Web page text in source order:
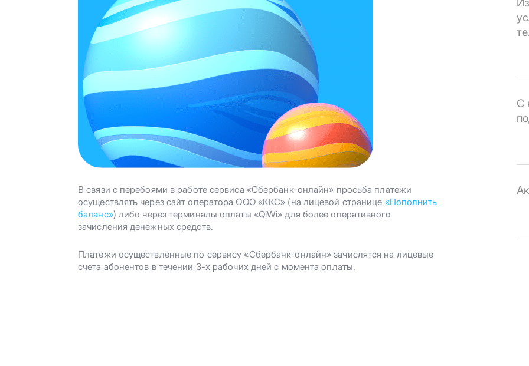
В связи с перебоями в работе сервиса «Сбербанк-онлайн» просьба платежи
осуществлять через сайт оператора ООО «ККС» (на лицевой странице «Пополнить
баланс») либо через терминалы оплаты «QiWi» для более оперативного
зачисления денежных средств.
Платежи осуществленные по сервису «Сбербанк-онлайн» зачислятся на лицевые
счета абонентов в течении 3-х рабочих дней с момента оплаты.
С